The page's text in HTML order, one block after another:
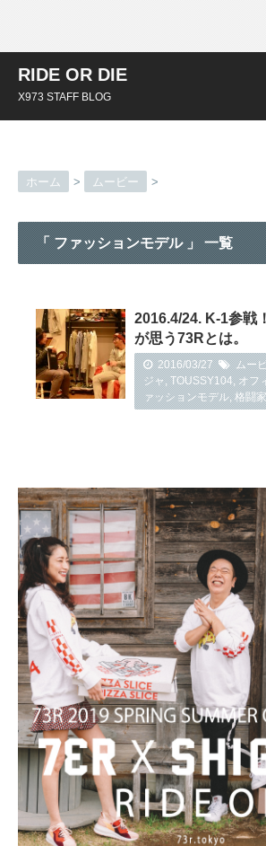
RIDE OR DIE
X973 STAFF BLOG
ホーム > ムービー >
「 ファッションモデル 」 一覧
2016.4/24. K-1参戦
が思う73Rとは。
2016/03/27 ムー
ジャ,TOUSSY104,オフ
ァッションモデル,格闘家